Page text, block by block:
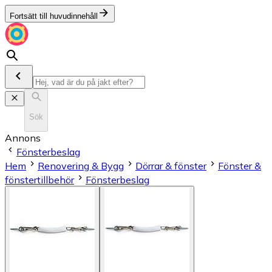
Fortsätt till huvudinnehåll
Sök
Annons
Fönsterbeslag
Hem
Renovering & Bygg Dörrar & fönster
Fönster &
fönstertillbehör
Fönsterbeslag